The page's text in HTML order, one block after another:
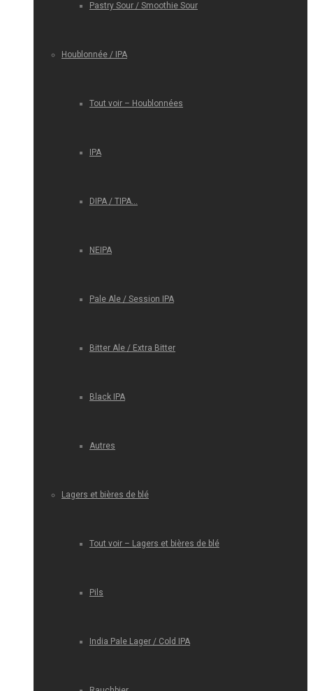
Pastry Sour / Smoothie Sour
Houblonnée / IPA
Tout voir – Houblonnées
IPA
DIPA / TIPA…
NEIPA
Pale Ale / Session IPA
Bitter Ale / Extra Bitter
Black IPA
Autres
Lagers et bières de blé
Tout voir – Lagers et bières de blé
Pils
India Pale Lager / Cold IPA